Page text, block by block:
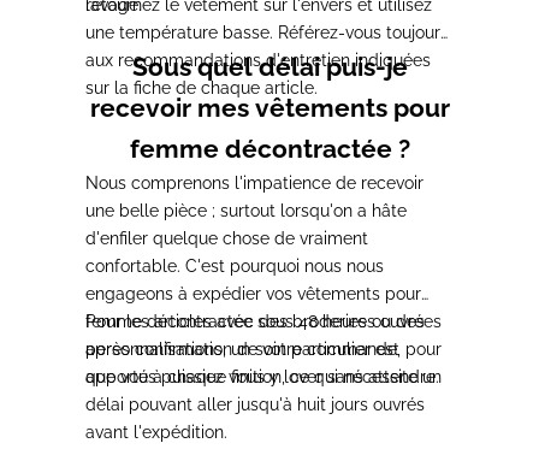
lavage.
retournez le vêtement sur l'envers et utilisez
une température basse. Référez-vous toujours
aux recommandations d'entretien indiquées
sur la fiche de chaque article.
Sous quel délai puis-je
recevoir mes vêtements pour
femme décontractée ?
Nous comprenons l'impatience de recevoir
une belle pièce ; surtout lorsqu'on a hâte
d'enfiler quelque chose de vraiment
confortable. C'est pourquoi nous nous
engageons à expédier vos vêtements pour
femme décontractée sous 48 heures ouvrées
après confirmation de votre commande, pour
que vous puissiez vous y lover sans attendre.
Pour les articles avec des broderies ou des
personnalisations, un soin particulier est
apporté à chaque finition, ce qui nécessite un
délai pouvant aller jusqu'à huit jours ouvrés
avant l'expédition.